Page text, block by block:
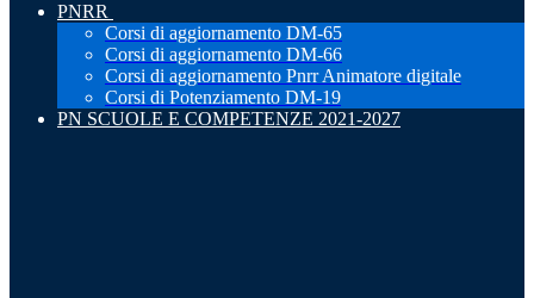
PNRR
Corsi di aggiornamento DM-65
Corsi di aggiornamento DM-66
Corsi di aggiornamento Pnrr Animatore digitale
Corsi di Potenziamento DM-19
PN SCUOLE E COMPETENZE 2021-2027